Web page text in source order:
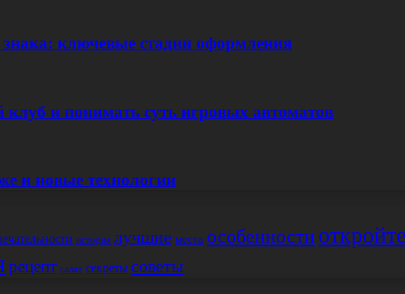
знака: ключевые стадии оформления
и понимать суть игровых автоматов
и новые технологии
история лучшие места особенности откройте
рецепт салат секреты советы